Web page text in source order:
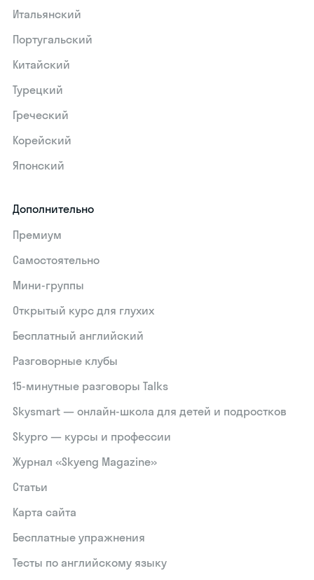
Итальянский
Португальский
Китайский
Турецкий
Греческий
Корейский
Японский
Дополнительно
Премиум
Самостоятельно
Мини-группы
Открытый курс для глухих
Бесплатный английский
Разговорные клубы
15‑минутные разговоры Talks
Skysmart — онлайн-школа для детей и подростков
Skypro — курсы и профессии
Журнал «Skyeng Magazine»
Статьи
Карта сайта
Бесплатные упражнения
Тесты по английскому языку